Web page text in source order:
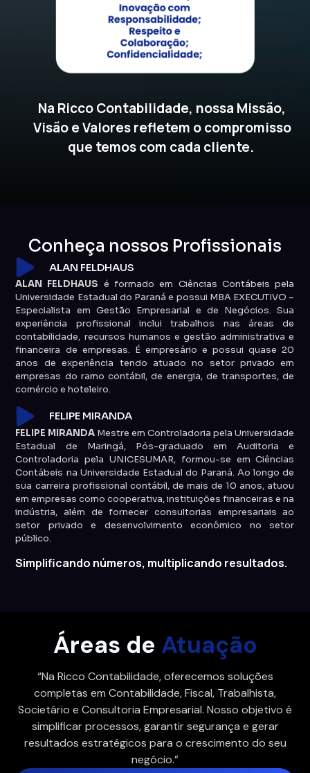
Na Ricco Contabilidade, nossa Missão,
Visão e Valores refletem o compromisso
que temos com cada cliente.
Conheça nossos Profissionais
ALAN FELDHAUS
ALAN FELDHAUS é formado em Ciências Contábeis pela
Universidade Estadual do Paraná e possui MBA EXECUTIVO –
Especialista em Gestão Empresarial e de Negócios. Sua
experiência profissional inclui trabalhos nas áreas de
contabilidade, recursos humanos e gestão administrativa e
financeira de empresas. É empresário e possui quase 20
anos de experiência tendo atuado no setor privado em
empresas do ramo contábil, de energia, de transportes, de
comércio e hoteleiro.
FELIPE MIRANDA
FELIPE MIRANDA Mestre em Controladoria pela Universidade
Estadual de Maringá, Pós-graduado em Auditoria e
Controladoria pela UNICESUMAR, formou-se em Ciências
Contábeis na Universidade Estadual do Paraná. Ao longo de
sua carreira profissional contábil, de mais de 10 anos, atuou
em empresas como cooperativa, instituições financeiras e na
indústria, além de fornecer consultorias empresariais ao
setor privado e desenvolvimento econômico no setor
público.
Simplificando números, multiplicando resultados.
Áreas de Atuação
“Na Ricco Contabilidade, oferecemos soluções
completas em Contabilidade, Fiscal, Trabalhista,
Societário e Consultoria Empresarial. Nosso objetivo é
simplificar processos, garantir segurança e gerar
resultados estratégicos para o crescimento do seu
negócio.”